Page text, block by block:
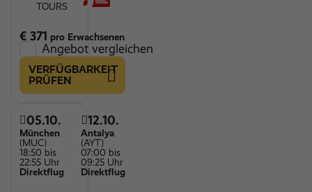
TOURS
€ 371 pro Erwachsenen
Angebot vergleichen
VERFÜGBARKEIT
PRÜFEN
05.10.
München
(MUC)
18:50 bis
22:55 Uhr
Direktflug
12.10.
Antalya
(AYT)
07:00 bis
09:25 Uhr
Direktflug